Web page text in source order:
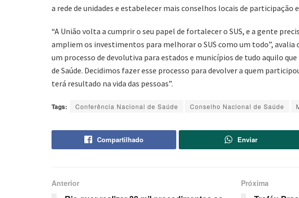
a rede de unidades e estabelecer mais conselhos locais de participação
“A União volta a cumprir o seu papel de fortalecer o SUS, e a gente
ampliem os investimentos para melhorar o SUS como um todo”, avalia
um processo de devolutiva para estados e municípios de tudo aquilo
de Saúde. Decidimos fazer esse processo para devolver a quem
terá resultado na vida das pessoas”.
Tags: Conferência Nacional de Saúde Conselho Nacional de Saúde
Compartilhado Enviar
Anterior Próxima